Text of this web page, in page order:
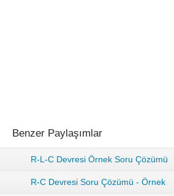
Benzer Paylaşımlar
R-L-C Devresi Örnek Soru Çözümü
R-C Devresi Soru Çözümü - Örnek